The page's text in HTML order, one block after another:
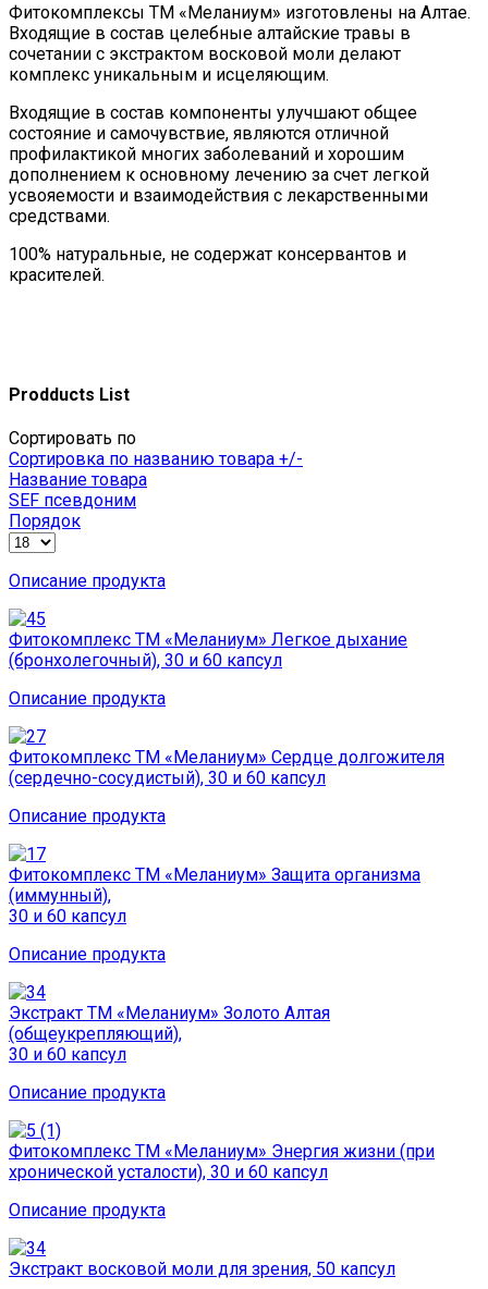
Фитокомплексы ТМ «Меланиум» изготовлены на Алтае.
Входящие в состав целебные алтайские травы в
сочетании с экстрактом восковой моли делают
комплекс уникальным и исцеляющим.
Входящие в состав компоненты улучшают общее
состояние и самочувствие, являются отличной
профилактикой многих заболеваний и хорошим
дополнением к основному лечению за счет легкой
усвояемости и взаимодействия с лекарственными
средствами.
100% натуральные, не содержат консервантов и
красителей.
Prodducts List
Сортировать по
Сортировка по названию товара +/-
Название товара
SEF псевдоним
Порядок
Описание продукта
Фитокомплекс ТМ «Меланиум» Легкое дыхание
(бронхолегочный), 30 и 60 капсул
Описание продукта
Фитокомплекс ТМ «Меланиум» Сердце долгожителя
(сердечно-сосудистый), 30 и 60 капсул
Описание продукта
Фитокомплекс ТМ «Меланиум» Защита организма
(иммунный),
30 и 60 капсул
Описание продукта
Экстракт ТМ «Меланиум» Золото Алтая
(общеукрепляющий),
30 и 60 капсул
Описание продукта
Фитокомплекс ТМ «Меланиум» Энергия жизни (при
хронической усталости), 30 и 60 капсул
Описание продукта
Экстракт восковой моли для зрения, 50 капсул